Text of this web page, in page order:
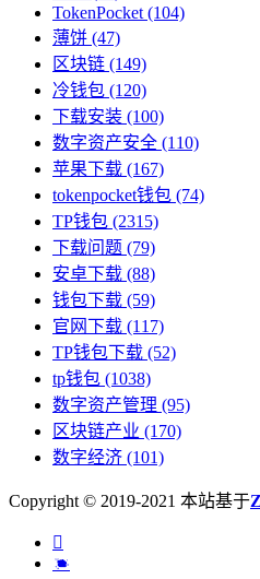
TokenPocket (104)
薄饼 (47)
区块链 (149)
冷钱包 (120)
下载安装 (100)
数字资产安全 (110)
苹果下载 (167)
tokenpocket钱包 (74)
TP钱包 (2315)
下载问题 (79)
安卓下载 (88)
钱包下载 (59)
官网下载 (117)
TP钱包下载 (52)
tp钱包 (1038)
数字资产管理 (95)
区块链产业 (170)
数字经济 (101)
Copyright © 2019-2021 本站基于

